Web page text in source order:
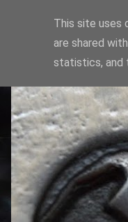
This site uses
are shared
statistics, and